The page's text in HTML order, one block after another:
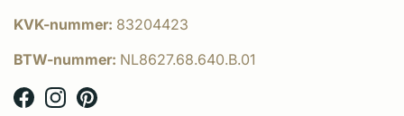
KVK-nummer: 83204423
BTW-nummer: NL8627.68.640.B.01